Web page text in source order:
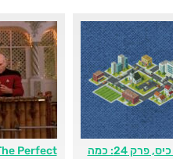
גורי כיס, פרק 24: כמה
Perfect